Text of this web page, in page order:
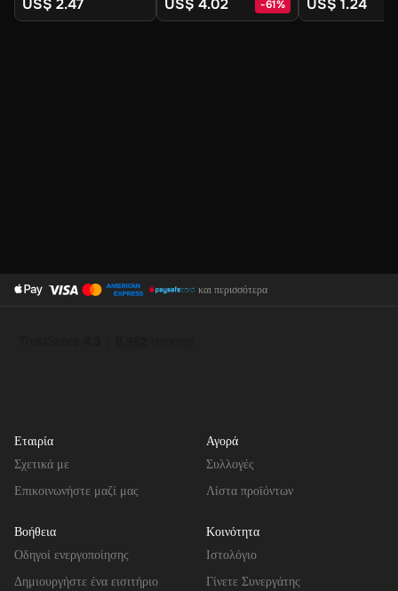
US$ 2.47 US$ 4.02 -61% US$ 1.24
και περισσότερα
Εταιρία
Σχετικά με
Επικοινωνήστε μαζί μας
Αγορά
Συλλογές
Λίστα προϊόντων
Βοήθεια
Οδηγοί ενεργοποίησης
Δημιουργήστε ένα εισιτήριο
Κοινότητα
Ιστολόγιο
Γίνετε Συνεργάτης